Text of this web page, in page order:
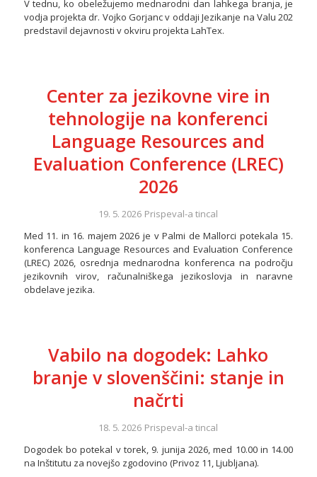
V tednu, ko obeležujemo mednarodni dan lahkega branja, je
vodja projekta dr. Vojko Gorjanc v oddaji Jezikanje na Valu 202
predstavil dejavnosti v okviru projekta LahTex.
Center za jezikovne vire in
tehnologije na konferenci
Language Resources and
Evaluation Conference (LREC)
2026
19. 5. 2026 Prispeval-atincal
Med 11. in 16. majem 2026 je v Palmi de Mallorci potekala 15.
konferenca Language Resources and Evaluation Conference
(LREC) 2026, osrednja mednarodna konferenca na področju
jezikovnih virov, računalniškega jezikoslovja in naravne
obdelave jezika.
Vabilo na dogodek: Lahko
branje v slovenščini: stanje in
načrti
18. 5. 2026 Prispeval-atincal
Dogodek bo potekal v torek, 9. junija 2026, med 10.00 in 14.00
na Inštitutu za novejšo zgodovino (Privoz 11, Ljubljana).